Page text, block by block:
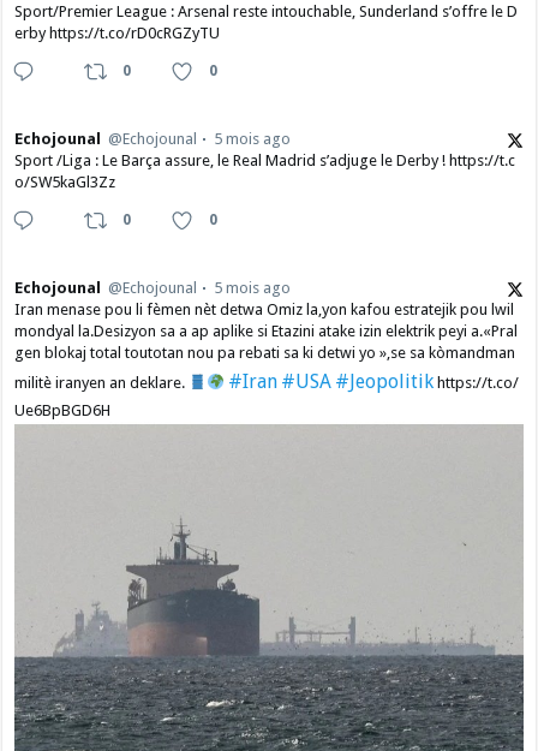
Sport/Premier League : Arsenal reste intouchable, Sunderland s’offre le D
erby https://t.co/rD0cRGZyTU
0 0
Echojounal @Echojounal
5 mois ago
Sport /Liga : Le Barça assure, le Real Madrid s’adjuge le Derby ! https://t.c
o/SW5kaGl3Zz
0 0
Echojounal @Echojounal
5 mois ago
Iran menase pou li fèmen nèt detwa Omiz la,yon kafou estratejik pou lwil
mondyal la.Desizyon sa a ap aplike si Etazini atake izin elektrik peyi a.​«Pral
gen blokaj total toutotan nou pa rebati sa ki detwi yo »,se sa kòmandman
militè iranyen an deklare.
#Iran #USA #Jeopolitikhttps://t.co/
Ue6BpBGD6H